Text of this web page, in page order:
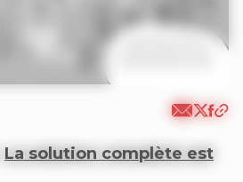
La solution complète est